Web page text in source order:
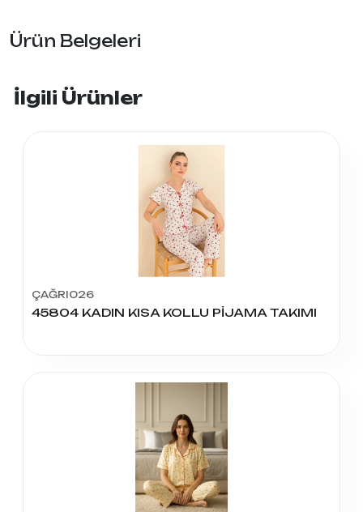
Ürün Belgeleri
İlgili Ürünler
ÇAĞRI026
45804 KADIN KISA KOLLU PİJAMA TAKIMI